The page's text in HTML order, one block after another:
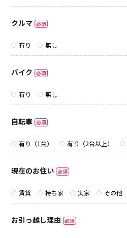
クルマ 必須
有り 無し
バイク 必須
有り 無し
自転車 必須
有り（1台） 有り（2台以上）
現在のお住い 必須
賃貸 持ち家 実家 その他
お引っ越し理由 必須